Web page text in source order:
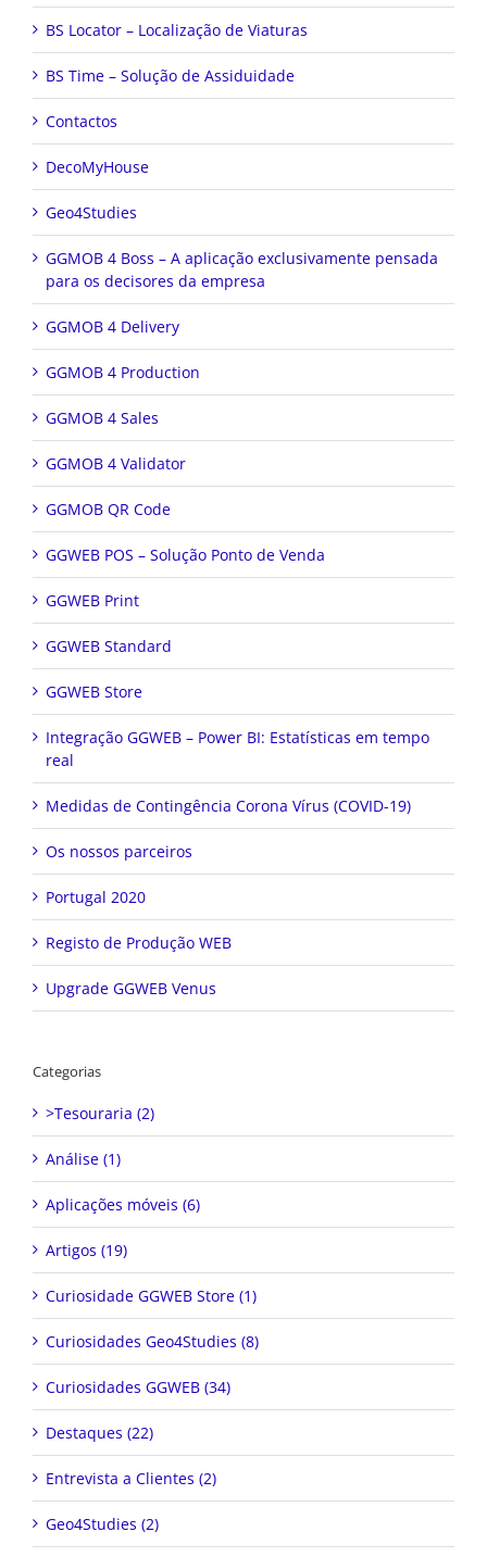
BS Locator – Localização de Viaturas
BS Time – Solução de Assiduidade
Contactos
DecoMyHouse
Geo4Studies
GGMOB 4 Boss – A aplicação exclusivamente pensada
para os decisores da empresa
GGMOB 4 Delivery
GGMOB 4 Production
GGMOB 4 Sales
GGMOB 4 Validator
GGMOB QR Code
GGWEB POS – Solução Ponto de Venda
GGWEB Print
GGWEB Standard
GGWEB Store
Integração GGWEB – Power BI: Estatísticas em tempo
real
Medidas de Contingência Corona Vírus (COVID-19)
Os nossos parceiros
Portugal 2020
Registo de Produção WEB
Upgrade GGWEB Venus
Categorias
>Tesouraria (2)
Análise (1)
Aplicações móveis (6)
Artigos (19)
Curiosidade GGWEB Store (1)
Curiosidades Geo4Studies (8)
Curiosidades GGWEB (34)
Destaques (22)
Entrevista a Clientes (2)
Geo4Studies (2)